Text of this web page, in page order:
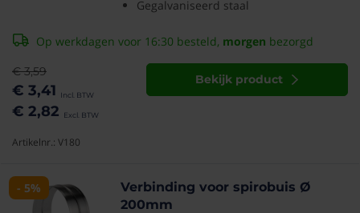
Gegalvaniseerd staal
€ 3,41
€ 2,82
€ 3,59
Op werkdagen voor 16:30 besteld, morgen bezorgd
Bekijk product
Artikelnr.: V180
- 5%
Verbinding voor spirobuis Ø
200mm